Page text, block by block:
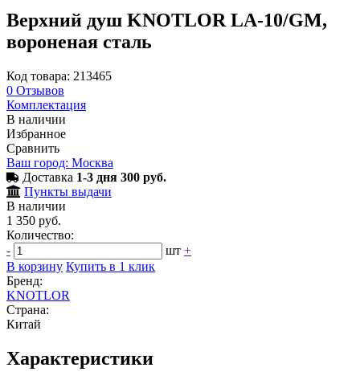
Верхний душ KNOTLOR LA-10/GM,
вороненая сталь
Код товара: 213465
0 Отзывов
Комплектация
В наличии
Избранное
Сравнить
Ваш город: Москва
Доставка 1-3 дня 300 руб.
Пункты выдачи
В наличии
1 350 руб.
Количество:
-
шт +
В корзину Купить в 1 клик
Бренд:
KNOTLOR
Страна:
Китай
Характеристики